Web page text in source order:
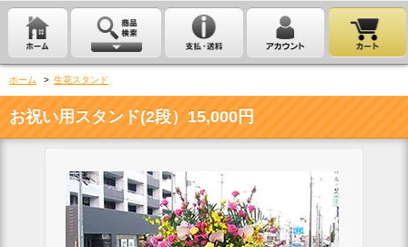
ホーム > 生花スタンド
お祝い用スタンド(2段）15,000円